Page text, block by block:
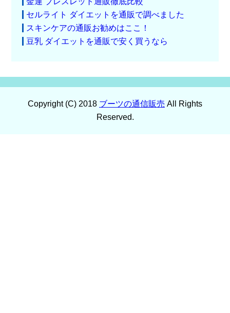
セルライト ダイエットを通販で調べました
スキンケアの通販お勧めはここ！
豆乳 ダイエットを通販で安く買うなら
Copyright (C) 2018 ブーツの通信販売 All Rights
Reserved.